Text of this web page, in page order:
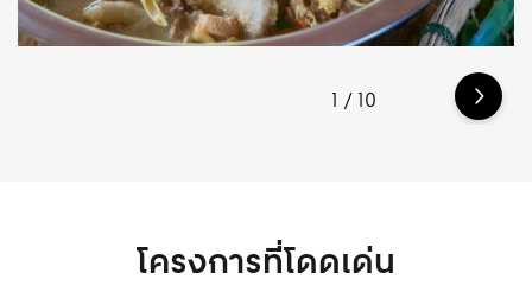
1 / 10
โครงการที่โดดเด่น